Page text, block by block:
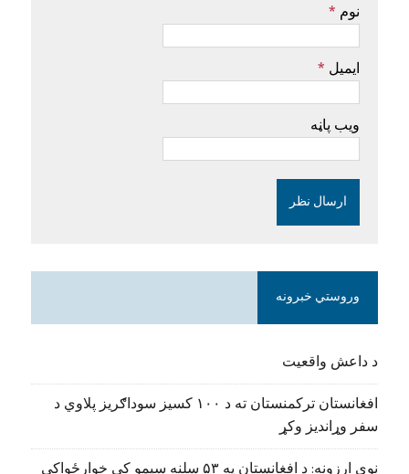
نوم *
ایمیل *
ویب پاڼه
وروستي خبرونه
د داعش واقعیت
افغانستان ترکمنستان ته د ۱۰۰ کسیز سوداګریز پلاوي د
سفر وړاندیز وکړ
نوې ارزونه: د افغانستان په ۵۳ سلنه سیمو کې خوارځواکي